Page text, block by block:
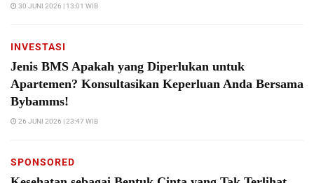
30 JUNI 2026 | 13:01 WIB
INVESTASI
Jenis BMS Apakah yang Diperlukan untuk
Apartemen? Konsultasikan Keperluan Anda Bersama
Bybamms!
26 JUNI 2026 | 23:47 WIB
SPONSORED